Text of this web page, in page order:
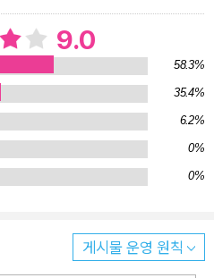
니라 음악원에서 수학한 음악
악평론가로 활동했다. 음악에
는 정확한 곡명이 등장하지 않는
과의 대결이나 청중의 반응을
지션이자 음악감독인 ‘푸디토리
개에서 노베첸토가 셀로니어스 멍
리스타노(Lennie Tristano)
하게 이 책 전체에 음악이 넘쳐 흐
9.0
58.3%
35.4%
6.2%
0%
0%
게시물 운영 원칙